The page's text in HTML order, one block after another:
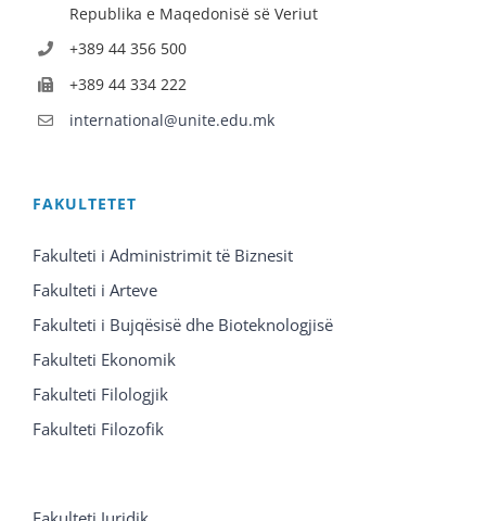
Republika e Maqedonisë së Veriut
+389 44 356 500
+389 44 334 222
international@unite.edu.mk
FAKULTETET
Fakulteti i Administrimit të Biznesit
Fakulteti i Arteve
Fakulteti i Bujqësisë dhe Bioteknologjisë
Fakulteti Ekonomik
Fakulteti Filologjik
Fakulteti Filozofik